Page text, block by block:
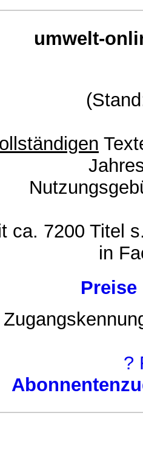
umwelt-
ca. 7200 Titel
in
?